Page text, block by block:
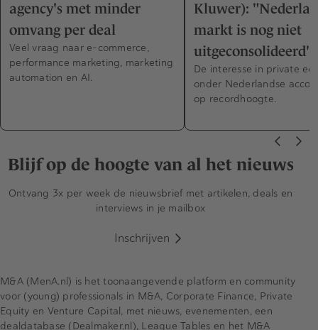
agency's met minder
omvang per deal
Veel vraag naar e-commerce,
performance marketing, marketing
automation en AI.
Kluwer):
markt is nog niet
uitgeconsolideerd"
De interesse in private
onder Nederlandse
op recordhoogte.
Blijf op de hoogte van al het nieuws
Ontvang 3x per week de nieuwsbrief met artikelen, deals en
interviews in je mailbox
Inschrijven
M&A (MenA.nl) is het toonaangevende platform en community
voor (young) professionals in M&A, Corporate Finance, Private
Equity en Venture Capital, met nieuws, evenementen, een
dealdatabase (Dealmaker.nl), League Tables en het M&A